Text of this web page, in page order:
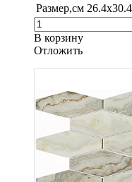
Размер,см 26.4х30.4
В корзину
Oтложить